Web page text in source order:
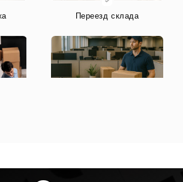
Переезд склада